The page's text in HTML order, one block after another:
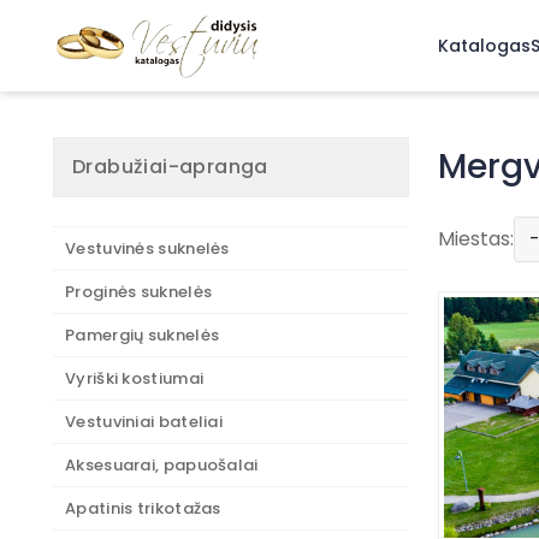
Katalogas
Drabužiai-apranga
Vestuvinės suknelės
Proginės suknelės
Pamergių suknelės
Vyriški kostiumai
Vestuviniai bateliai
Aksesuarai, papuošalai
Apatinis trikotažas
Mergvakarių
Klaipėdoje.
mieste, tai
Kviečiame
-
Miestas: